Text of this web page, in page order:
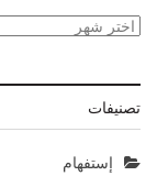
الأرشيف
تصنيفات
إستفهام